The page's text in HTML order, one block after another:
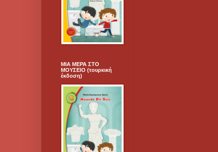
ΜΙΑ ΜΕΡΑ ΣΤΟ
ΜΟΥΣΕΙΟ (τουρκική
έκδοση)